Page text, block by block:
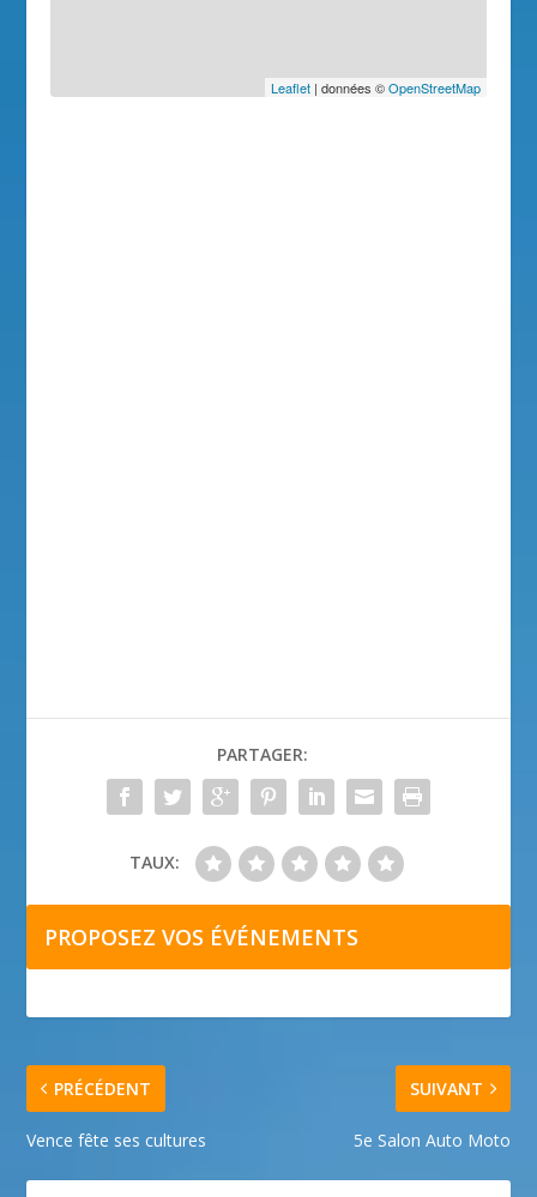
Leaflet| données ©OpenStreetMap
PARTAGER:
TAUX:
PROPOSEZ VOS ÉVÉNEMENTS
PRÉCÉDENT
Vence fête ses cultures
SUIVANT
5e Salon Auto Moto